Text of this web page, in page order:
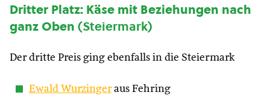
Dritter Platz: Käse mit Beziehungen nach
ganz Oben (Steiermark)
Der dritte Preis ging ebenfalls in die Steiermark
Ewald Wurzingeraus Fehring